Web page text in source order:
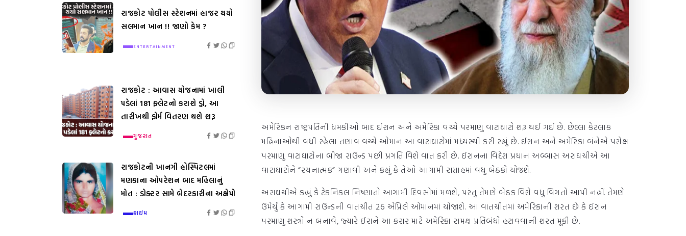
અમેરિકન રાષ્ટ્રપતિની ધમકીઓ બાદ ઈરાન અને અમેરિકા વચ્ચે પરમાણુ વાટાઘાટો શરૂ થઈ ગઈ છે. છેલ્લા કેટલાક
મહિનાઓથી વધી રહેલા તણાવ વચ્ચે ઓમાન આ વાટાઘાટોમાં મધ્યસ્થી કરી રહ્યું છે. ઈરાન અને અમેરિકા બંનેએ પરોક્ષ
પરમાણુ વાટાઘાટોના બીજા રાઉન્ડ પછી પ્રગતિ વિશે વાત કરી છે. ઈરાનના વિદેશ પ્રધાન અબ્બાસ અરાઘચીએ આ
વાટાઘાટોને “રચનાત્મક” ગણાવી અને કહ્યું કે તેઓ આગામી સપ્તાહમાં વધુ બેઠકો યોજશે.
અરાઘચીએ કહ્યું કે ટેકનિકલ નિષ્ણાતો આગામી દિવસોમાં મળશે, પરંતુ તેમણે બેઠક વિશે વધુ વિગતો આપી નહીં. તેમણે
ઉમેર્યું કે આગામી રાઉન્ડની વાતચીત 26 એપ્રિલે ઓમાનમાં યોજાશે. આ વાતચીતમાં અમેરિકાની શરત છે કે ઈરાન
પરમાણુ શસ્ત્રો ન બનાવે, જ્યારે ઈરાને આ કરાર માટે અમેરિકા સમક્ષ પ્રતિબંધો હટાવવાની શરત મૂકી છે.
રાજકોટ પોલીસ સ્ટેશનમાં હાજર થયો
સલમાન ખાન !! જાણો કેમ ?
ENTERTAINMENT
રાજકોટ : આવાસ યોજનામાં ખાલી
પડેલાં 181 ફ્લેટનો કરાશે ડ્રો, આ
તારીખથી ફોર્મ વિતરણ થશે શરૂ
ગુજરાત
રાજકોટની ખાનગી હોસ્પિટલમાં
મણકાના ઓપરેશન બાદ મહિલાનું
મોત : ડોક્ટર સામે બેદરકારીના અક્ષેપો
ક્રાઇમ